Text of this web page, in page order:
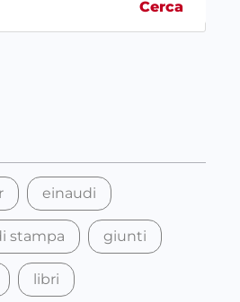
Cerca
einaudi
stampa giunti
libri